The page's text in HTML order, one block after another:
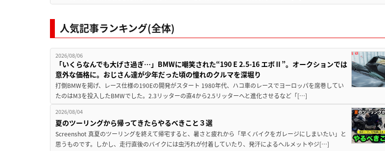
人気記事ランキング(全体)
2026/08/06
「いくらなんでも大げさ過ぎ…」BMWに嘲笑された“190 E 2.5-16 エボⅡ”。オークションでは
意外な価格に。おじさん達が少年だった頃の憧れのクルマを深堀り
打倒BMWを掲げ、レース仕様の190Eの開発がスタート 1980年代、ハコ車のレースでヨーロッパを席巻してい
たのはM3を投入したBMWでした。2.3リッターの直4から2.5リッターへと進化させるなど「[…]
2026/08/04
夏のツーリングから帰ってきたらやるべきこと３選
Screenshot 真夏のツーリングを終えて帰宅すると、暑さと疲れから「早くバイクをガレージにしまいたい」と
思うものです。しかし、走行直後のバイクには虫汚れが付着していたり、発汗によるヘルメットやジ[…]